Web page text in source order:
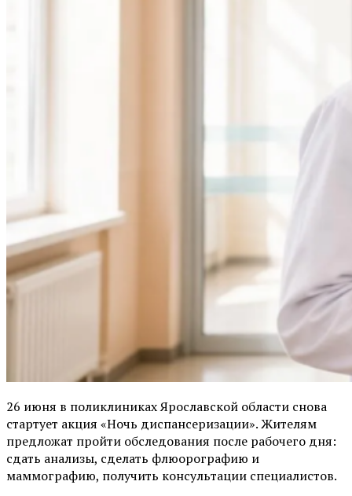
26 июня в поликлиниках Ярославской области снова
стартует акция «Ночь диспансеризации». Жителям
предложат пройти обследования после рабочего дня:
сдать анализы, сделать флюорографию и
маммографию, получить консультации специалистов.